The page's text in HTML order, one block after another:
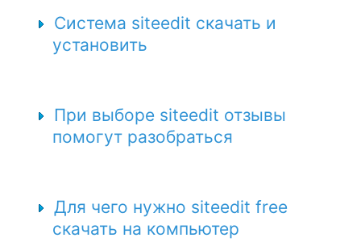
Система siteedit скачать и
установить
При выборе siteedit отзывы
помогут разобраться
Для чего нужно siteedit free
скачать на компьютер